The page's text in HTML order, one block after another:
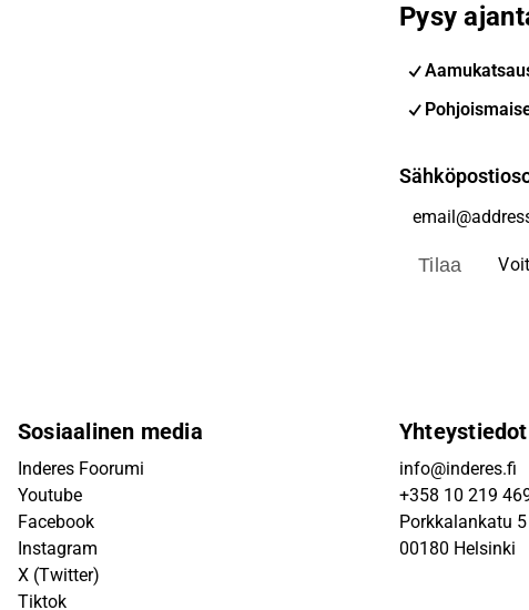
Pysy
Tilaa
Sosiaalinen media
Inderes Foorumi
Youtube
Facebook
Instagram
X (Twitter)
Tiktok
Yhteystiedot
info@inderes.fi
+358 10 219
Porkkalankatu 5
00180 Helsinki